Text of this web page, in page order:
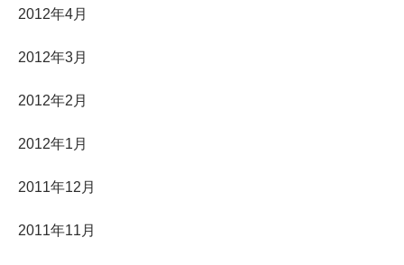
2012年4月
2012年3月
2012年2月
2012年1月
2011年12月
2011年11月